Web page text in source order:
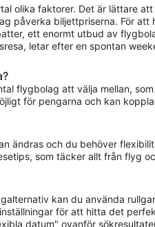
olika faktorer. Det är lättare
påverka biljettpriserna. För
ett enormt utbud av
letar efter en spontan
flygbolag att välja mellan,
för pengarna och kan
ändras och du behöver
som täcker allt från flyg
kan du använda
för att hitta det
datum" ovanför